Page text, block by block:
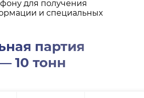
для получения
и специальных
партия
10 тонн